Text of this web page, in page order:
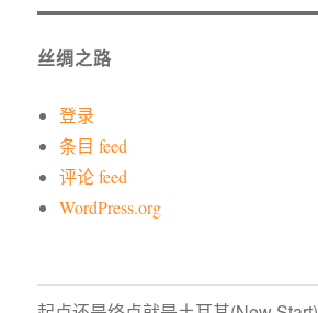
丝绸之路
登录
条目 feed
评论 feed
WordPress.org